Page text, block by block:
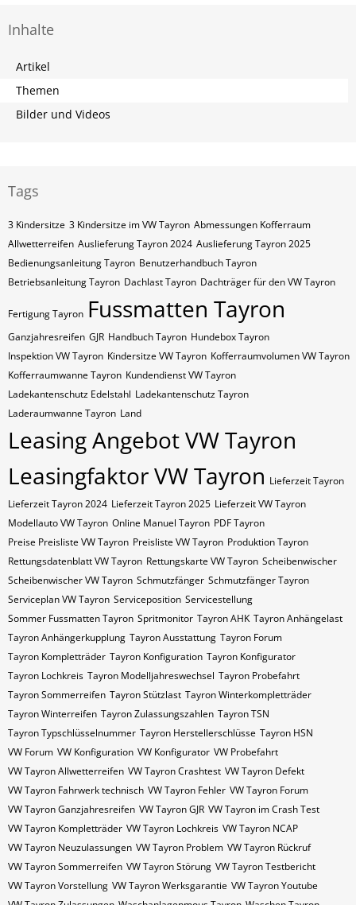
Inhalte
Artikel
Themen
Bilder und Videos
Tags
3 Kindersitze 3 Kindersitze im VW Tayron Abmessungen Kofferraum
Allwetterreifen Auslieferung Tayron 2024 Auslieferung Tayron 2025
Bedienungsanleitung Tayron Benutzerhandbuch Tayron
Betriebsanleitung Tayron Dachlast Tayron Dachträger für den VW Tayron
Fertigung Tayron Fussmatten Tayron
Ganzjahresreifen GJR Handbuch Tayron Hundebox Tayron
Inspektion VW Tayron Kindersitze VW Tayron Kofferraumvolumen VW Tayron
Kofferraumwanne Tayron Kundendienst VW Tayron
Ladekantenschutz Edelstahl Ladekantenschutz Tayron
Laderaumwanne Tayron Land
Leasing Angebot VW Tayron
Leasingfaktor VW Tayron Lieferzeit Tayron
Lieferzeit Tayron 2024 Lieferzeit Tayron 2025 Lieferzeit VW Tayron
Modellauto VW Tayron Online Manuel Tayron PDF Tayron
Preise Preisliste VW Tayron Preisliste VW Tayron Produktion Tayron
Rettungsdatenblatt VW Tayron Rettungskarte VW Tayron Scheibenwischer
Scheibenwischer VW​ Tayron Schmutzfänger Schmutzfänger Tayron
Serviceplan VW Tayron Serviceposition Servicestellung
Sommer Fussmatten Tayron Spritmonitor Tayron AHK Tayron Anhängelast
Tayron Anhängerkupplung Tayron Ausstattung Tayron Forum
Tayron Kompletträder Tayron Konfiguration Tayron Konfigurator
Tayron Lochkreis Tayron Modelljahreswechsel Tayron Probefahrt
Tayron Sommerreifen Tayron Stützlast Tayron Winterkompletträder
Tayron Winterreifen Tayron Zulassungszahlen Tayron​​​​ TSN
Tayron​​​​ Typschlüsselnummer Tayron​​​​​ Herstellerschlüsse Tayron​​​​​ HSN
VW Forum VW Konfiguration VW Konfigurator VW Probefahrt
VW Tayron Allwetterreifen VW Tayron Crashtest VW Tayron Defekt
VW Tayron Fahrwerk technisch VW Tayron Fehler VW Tayron Forum
VW Tayron Ganzjahresreifen VW Tayron GJR VW Tayron im Crash Test
VW Tayron Kompletträder VW Tayron Lochkreis VW Tayron NCAP
VW Tayron Neuzulassungen VW Tayron Problem VW Tayron Rückruf
VW Tayron Sommerreifen VW Tayron Störung VW Tayron Testbericht
VW Tayron Vorstellung VW Tayron Werksgarantie VW Tayron Youtube